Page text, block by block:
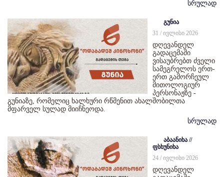
სრულად
გუნია
31 / ივლისი 2026
დღევანდელ
გადაცემაში
ვისაუბრებთ ძველი
სამეგრელოს ერთ-
ერთ გამორჩეულ
მითოლოგიურ
პერსონაჟზე -
გუნიაზე, რომელიც ხალხური რწმენით ახალშობილთა
მფარველ სულად მიიჩნეოდა.
სრულად
აბაანიხა //
ფსხუნიხა
24 / ივლისი 2026
დღევანდელ